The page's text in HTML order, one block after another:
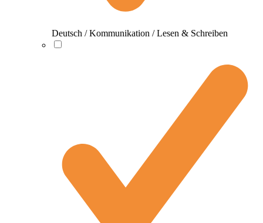
Deutsch / Kommunikation / Lesen & Schreiben